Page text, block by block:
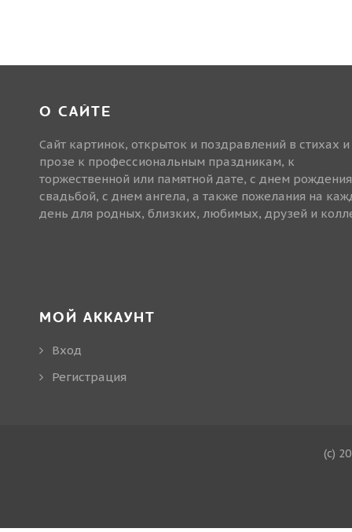
О САЙТЕ
Сайт картинок, открыток и поздравлений в стихах и
прозе к профессиональным праздникам, к
торжественной или памятной дате, с днем
свадьбой, с днем ангела, а также пожелания на
день для родных, близких, любимых, друзей и
МОЙ АККАУНТ
Вход
Регистрация
(c)